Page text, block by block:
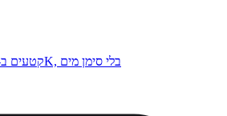
קיצוץ והורדה YouTube קטעים ב-4K, בלי סימן מים